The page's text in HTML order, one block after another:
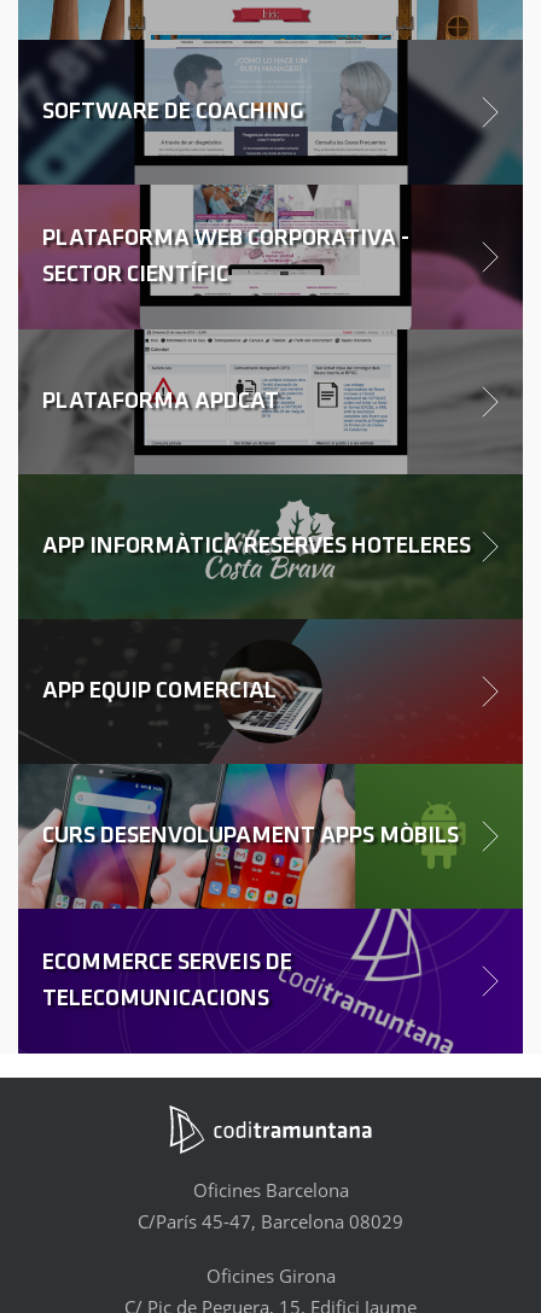
SOFTWARE DE COACHING
PLATAFORMA WEB CORPORATIVA -
SECTOR CIENTÍFIC
PLATAFORMA APDCAT
APP INFORMÀTICA RESERVES HOTELERES
APP EQUIP COMERCIAL
CURS DESENVOLUPAMENT APPS MÒBILS
ECOMMERCE SERVEIS DE
TELECOMUNICACIONS
Oficines Barcelona
C/París 45-47, Barcelona 08029
Oficines Girona
C/ Pic de Peguera, 15. Edifici Jaume